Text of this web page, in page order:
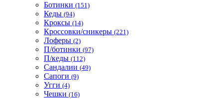
Ботинки (151)
Кеды (94)
Кроксы (14)
Кроссовки/сникеры (221)
Лоферы (2)
П/ботинки (97)
П/кеды (112)
Сандалии (49)
Сапоги (9)
Угги (4)
Чешки (16)